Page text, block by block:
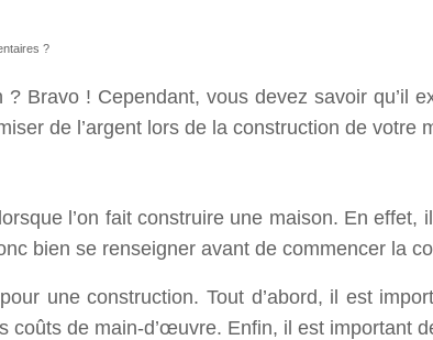
?
Bravo ! Cependant, vous devez savoir qu’il
de l’argent lors de la construction de votre
l’on fait construire une maison. En
bien se renseigner avant de commencer la
une construction. Tout d’abord, il est
coûts de main-d’œuvre. Enfin, il est important